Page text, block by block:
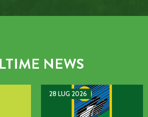
NEWS
SULLA LINEA TELEFONICA DELL’ENTE
28 LUG 2026
MANIFESTAZIONE DI